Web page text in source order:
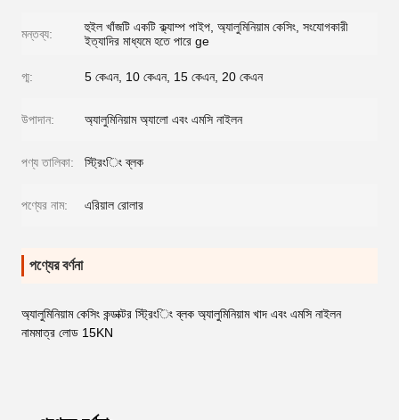
মন্তব্য:
হুইল খাঁজটি একটি ক্ল্যাম্প পাইপ, অ্যালুমিনিয়াম কেসিং, সংযোগকারী
ইত্যাদির মাধ্যমে হতে পারে ge
গ্ম: 5 কেএন, 10 কেএন, 15 কেএন, 20 কেএন
উপাদান: অ্যালুমিনিয়াম অ্যালো এবং এমসি নাইলন
পণ্য তালিকা: স্ট্রিংিং ব্লক
পণ্যের নাম: এরিয়াল রোলার
পণ্যের বর্ণনা
অ্যালুমিনিয়াম কেসিং কন্ডাক্টর স্ট্রিংিং ব্লক অ্যালুমিনিয়াম খাদ এবং এমসি নাইলন
নামমাত্র লোড 15KN